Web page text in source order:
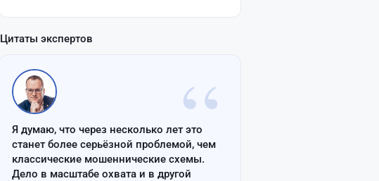
Цитаты экспертов
“
Я думаю, что через несколько лет это
станет более серьёзной проблемой, чем
классические мошеннические схемы.
Дело в масштабе охвата и в другой